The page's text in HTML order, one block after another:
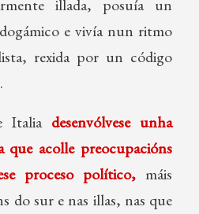
illada, posuía un
e vivía nun ritmo
rexida por un código
Italia desenvólvese unha
que acolle preocupacións
proceso político, máis
do sur e nas illas, nas que